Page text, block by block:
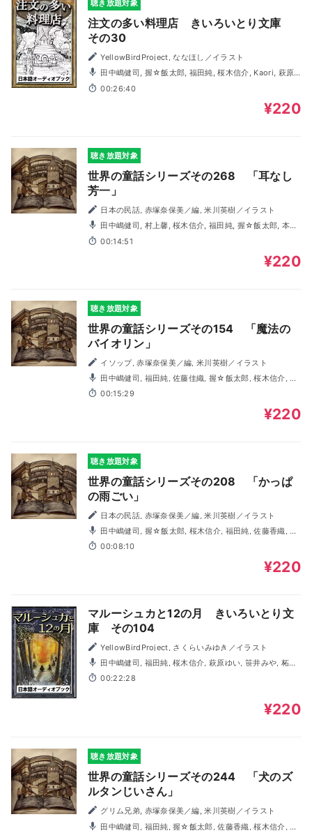
聴き放題対象
注文の多い料理店 きいろいとり文庫
その30
YellowBirdProject, ななほし／イラスト
ゆい
00:26:40
¥220
聴き放題対象
世界の童話シリーズその268 「耳なし
芳一」
日本の民話, 赤塚奈保美／編, 米川英樹／イラスト
麻利子
00:14:51
¥220
聴き放題対象
世界の童話シリーズその154 「魔法の
バイオリン」
イソップ, 赤塚奈保美／編, 米川英樹／イラスト
上馨, 木村由妃
00:15:29
¥220
聴き放題対象
世界の童話シリーズその208 「かっぱ
の雨ごい」
日本の民話, 赤塚奈保美／編, 米川英樹／イラスト
田靖子
00:08:10
¥220
マルーシュカと12の月 きいろいとり文
庫 その104
YellowBirdProject, さくらいみゆき／イラスト
石
00:22:28
¥220
聴き放題対象
世界の童話シリーズその244 「犬のズ
ルタンじいさん」
グリム兄弟, 赤塚奈保美／編, 米川英樹／イラスト